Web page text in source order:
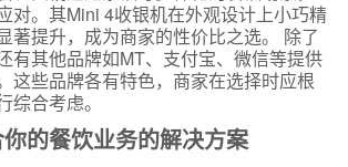
对。其Mini 4收银机在外观设计上小巧精
著提升，成为商家的性价比之选。 除了
有其他品牌如MT、支付宝、微信等提供
这些品牌各有特色，商家在选择时应根
综合考虑。
的餐饮业务的解决方案